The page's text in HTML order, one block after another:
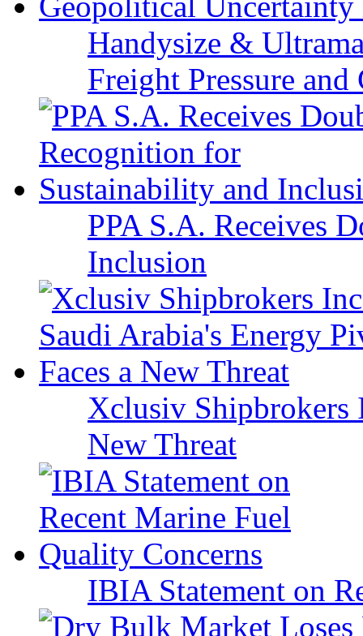
Handysize &
Freight Pressure
PPA S.A. Receives
Inclusion
Xclusiv Shipbrokers
New Threat
IBIA Statement on